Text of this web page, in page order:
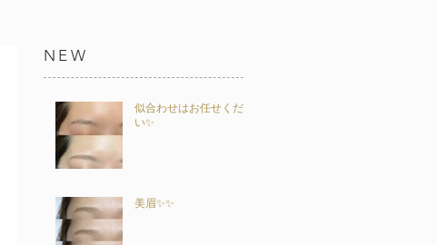
NEW
似合わせはお任せくださ
い✨
美眉✨✨